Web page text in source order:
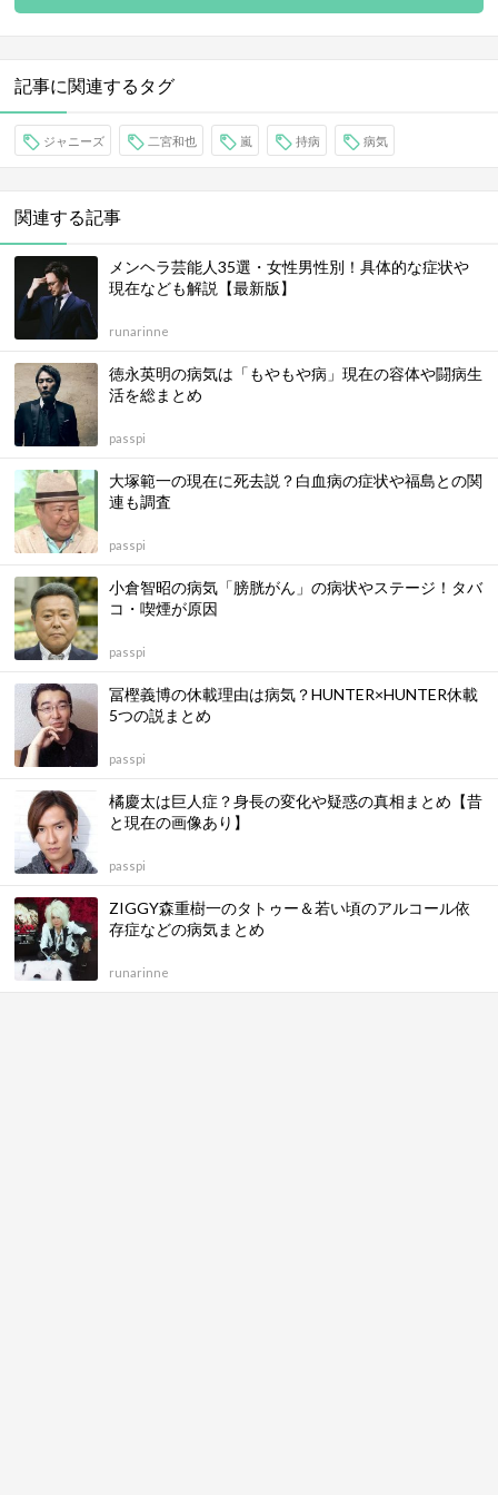
記事に関連するタグ
ジャニーズ 二宮和也 嵐 持病 病気
関連する記事
メンヘラ芸能人35選・女性男性別！具体的な症状や
現在なども解説【最新版】
runarinne
徳永英明の病気は「もやもや病」現在の容体や闘病生
活を総まとめ
passpi
大塚範一の現在に死去説？白血病の症状や福島との関
連も調査
passpi
小倉智昭の病気「膀胱がん」の病状やステージ！タバ
コ・喫煙が原因
passpi
冨樫義博の休載理由は病気？HUNTER×HUNTER休載
5つの説まとめ
passpi
橘慶太は巨人症？身長の変化や疑惑の真相まとめ【昔
と現在の画像あり】
passpi
ZIGGY森重樹一のタトゥー＆若い頃のアルコール依
存症などの病気まとめ
runarinne